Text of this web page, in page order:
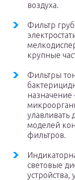
воздуха.
Фильтр
крупные
Фильтры
назначение
улавливать
моделей
фильтров.
световые